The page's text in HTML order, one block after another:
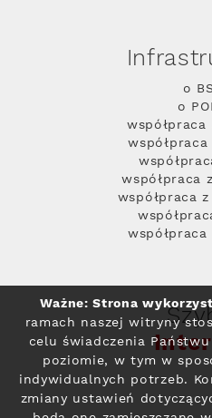
o
o
współpraca
współpraca
współpraca
współpraca z
współpraca
Ważne: Strona
ramach naszej witryny
celu świadczenia
poziomie, w tym w
indywidualnych potrzeb.
zmiany ustawień